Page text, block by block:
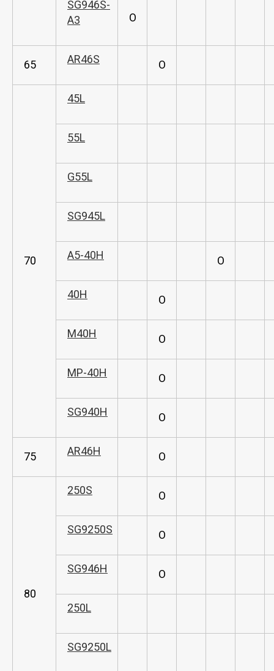
SG946S-
A3
O
65 AR46S O
70
45L
55L
G55L
SG945L
A5-40H O
40H O
M40H O
MP-40H O
SG940H O
75 AR46H O
80
250S O
SG9250S O
SG946H O
250L
SG9250L